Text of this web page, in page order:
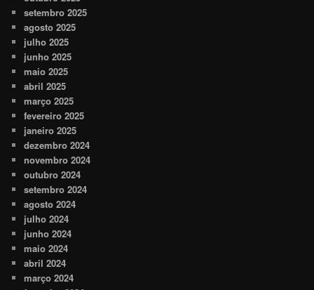
setembro 2025
agosto 2025
julho 2025
junho 2025
maio 2025
abril 2025
março 2025
fevereiro 2025
janeiro 2025
dezembro 2024
novembro 2024
outubro 2024
setembro 2024
agosto 2024
julho 2024
junho 2024
maio 2024
abril 2024
março 2024